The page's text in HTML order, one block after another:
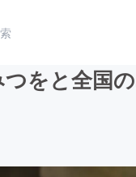
をと全国